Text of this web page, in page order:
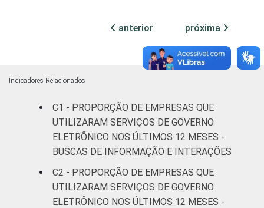
transformação
Construção 96 4
veículos
automotores e
motocicletas
93
Transporte,
armazenagem
e correio
94
anterior próxima
Indicadores Relacionados
C1 - PROPORÇÃO DE EMPRESAS QUE
UTILIZARAM SERVIÇOS DE GOVERNO
ELETRÔNICO NOS ÚLTIMOS 12 MESES -
BUSCAS DE INFORMAÇÃO E INTERAÇÕES
C2 - PROPORÇÃO DE EMPRESAS QUE
UTILIZARAM SERVIÇOS DE GOVERNO
ELETRÔNICO NOS ÚLTIMOS 12 MESES -